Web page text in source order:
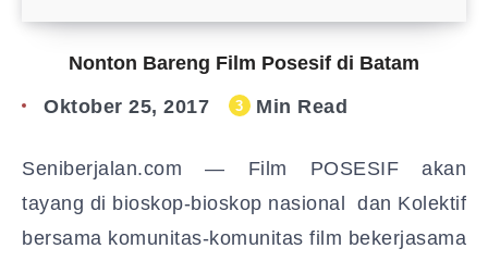
Nonton Bareng Film Posesif di Batam
Oktober 25, 2017 3 Min Read
Seniberjalan.com — Film POSESIF akan
tayang di bioskop-bioskop nasional dan Kolektif
bersama komunitas-komunitas film bekerjasama